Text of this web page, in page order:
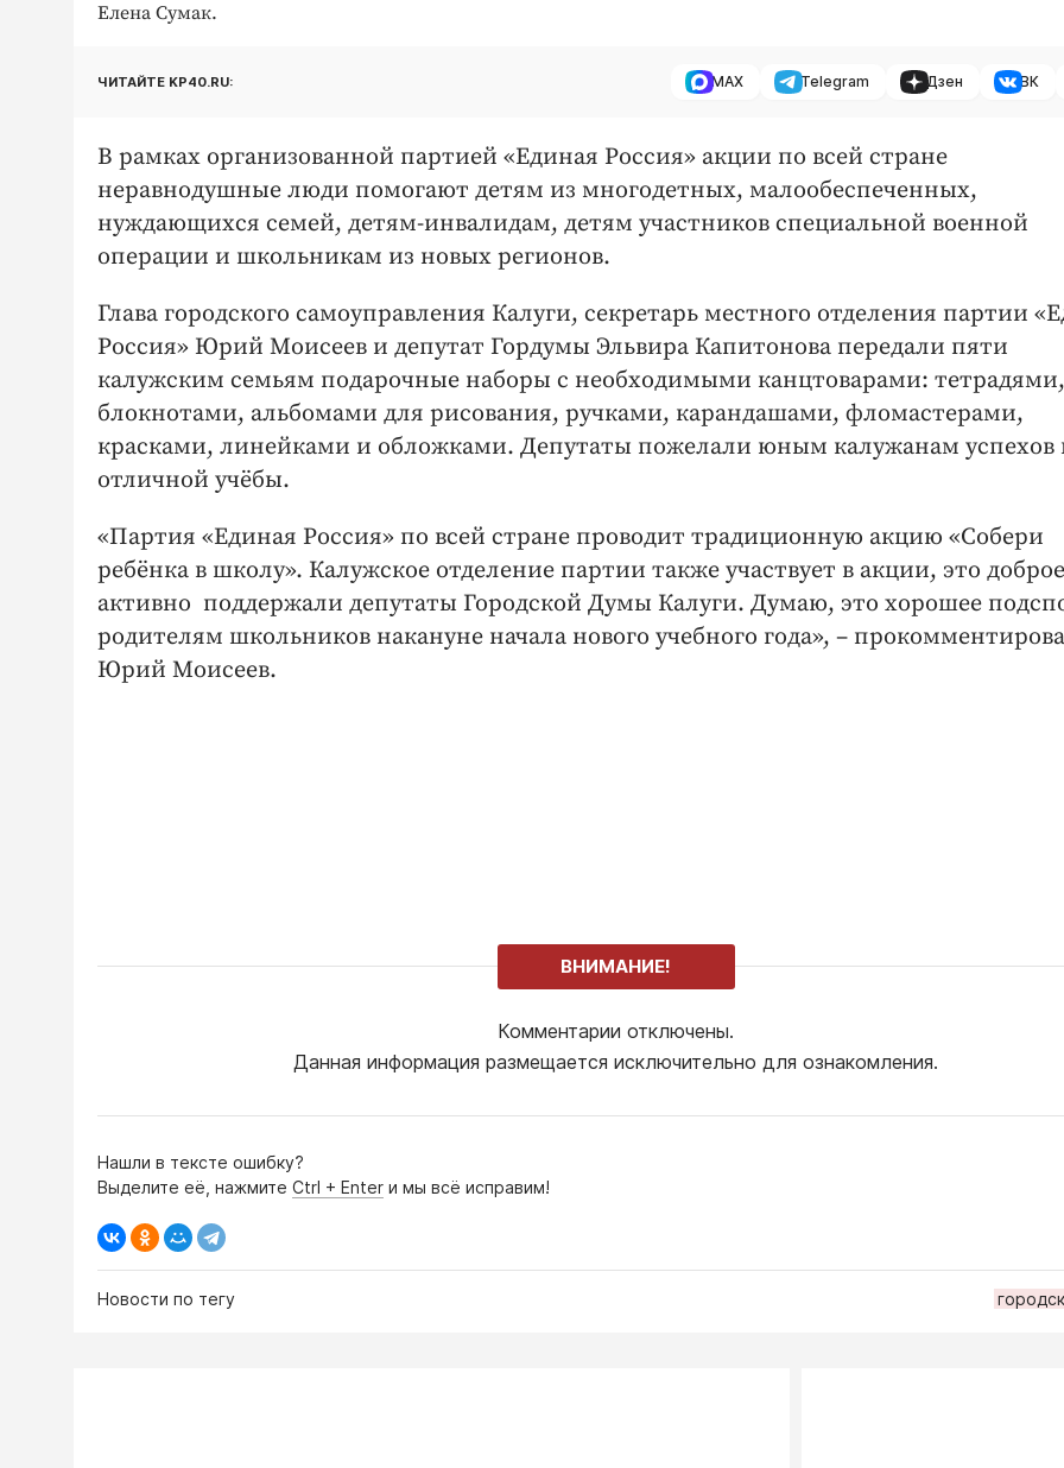
Елена Сумак.
ЧИТАЙТЕ KP40.RU: MAX Telegram Дзен ВК
В рамках организованной партией «Единая Россия» акции по всей стране
неравнодушные люди помогают детям из многодетных, малообеспеченных,
нуждающихся семей, детям-инвалидам, детям участников специальной военной
операции и школьникам из новых регионов.
Глава городского самоуправления Калуги, секретарь местного отделения партии
Россия» Юрий Моисеев и депутат Гордумы Эльвира Капитонова передали пяти
калужским семьям подарочные наборы с необходимыми канцтоварами: тетрадями,
блокнотами, альбомами для рисования, ручками, карандашами, фломастерами,
красками, линейками и обложками. Депутаты пожелали юным калужанам успехов
отличной учёбы.
«Партия «Единая Россия» по всей стране проводит традиционную акцию «Собери
ребёнка в школу». Калужское отделение партии также участвует в акции, это
активно поддержали депутаты Городской Думы Калуги. Думаю, это хорошее
родителям школьников накануне начала нового учебного года», –
Юрий Моисеев.
ВНИМАНИЕ!
Комментарии отключены.
Данная информация размещается исключительно для ознакомления.
Нашли в тексте ошибку?
Выделите её, нажмите Ctrl + Enter и мы всё исправим!
Новости по тегу